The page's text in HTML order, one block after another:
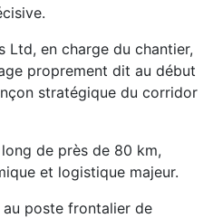
Ltd, en charge du chantier,
proprement dit au début
stratégique du corridor
de près de 80 km,
et logistique majeur.
poste frontalier de